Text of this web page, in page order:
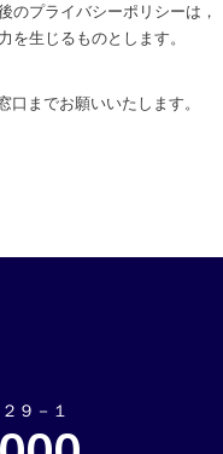
のプライバシーポリシーは，
を生じるものとします。
までお願いいたします。
９－１